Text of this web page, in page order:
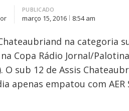
PUBLICADO
março 15, 2016 8:54 am
na categoria
Copa Rádio Jornal/
O sub 12 de Assis
apenas empatou com